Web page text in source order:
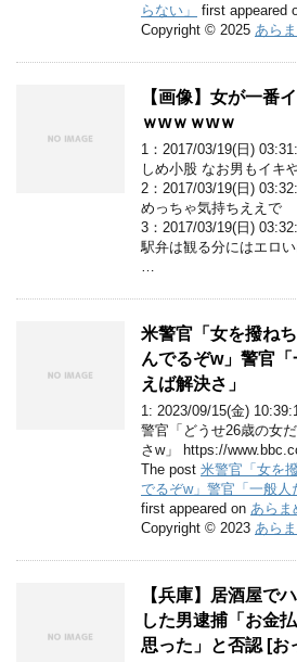
らない」
first appeared
Copyright © 2025 あら
【画像】女が一番
ｗwｗｗwｗ
1：2017/03/19(日)
しめ小股 なお男もイキ
2：2017/03/19(日)
めっちゃ気持ちええで
3：2017/03/19(日)
駅弁は観る分にはエロ
米警官「女を撥ね
んでるぞw」警官
えば解決さ」
1: 2023/09/15(金)
警官「どうせ26歳の女
さw」 https://
The post 米警官「女を
でるぞw」警官「一般人
first appeared on あらま
Copyright © 2023 あら
【兵庫】居酒屋で
した男逮捕「お金
思った」と否認 [